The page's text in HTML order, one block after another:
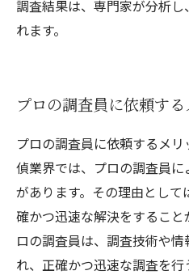
調査結果は、専門家が分析
れます。
プロの調査員に依頼す
プロの調査員に依頼するメ
偵業界では、プロの調査員
があります。その理由とし
確かつ迅速な解決をするこ
ロの調査員は、調査技術や
れ、正確かつ迅速な調査を行